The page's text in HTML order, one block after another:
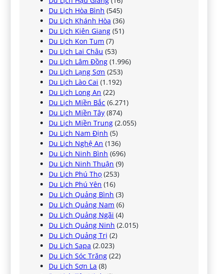
Du Lịch Hòa Bình (545)
Du Lịch Khánh Hòa (36)
Du Lịch Kiên Giang (51)
Du Lịch Kon Tum (7)
Du Lịch Lai Châu (53)
Du Lịch Lâm Đồng (1.996)
Du Lịch Lạng Sơn (253)
Du Lịch Lào Cai (1.192)
Du Lịch Long An (22)
Du Lịch Miền Bắc (6.271)
Du Lịch Miền Tây (874)
Du Lịch Miền Trung (2.055)
Du Lịch Nam Định (5)
Du Lịch Nghệ An (136)
Du Lịch Ninh Bình (696)
Du Lịch Ninh Thuận (9)
Du Lịch Phú Thọ (253)
Du Lịch Phú Yên (16)
Du Lịch Quảng Bình (3)
Du Lịch Quảng Nam (6)
Du Lịch Quảng Ngãi (4)
Du Lịch Quảng Ninh (2.015)
Du Lịch Quảng Trị (2)
Du Lịch Sapa (2.023)
Du Lịch Sóc Trăng (22)
Du Lịch Sơn La (8)